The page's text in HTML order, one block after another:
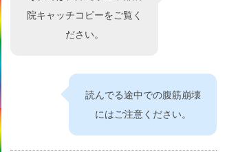
院キャッチコピーをご覧く
ださい。
読んでる途中での腹筋崩壊
にはご注意ください。